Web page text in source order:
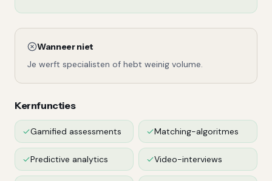
Wanneer niet
Je werft specialisten of hebt weinig volume.
Kernfuncties
Gamified assessments Matching-algoritmes
Predictive analytics Video-interviews